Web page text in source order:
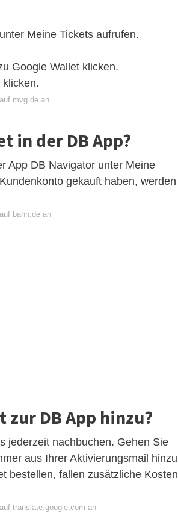
Meine Tickets aufrufen.
Google Wallet klicken.
klicken.
mvg.de an
in der DB App?
App DB Navigator unter Meine
gekauft haben, werden
bahn.de an
DB App hinzu?
jederzeit nachbuchen. Gehen Sie
aus Ihrer Aktivierungsmail hinzu
bestellen, fallen zusätzliche Kosten
translate.google.com an